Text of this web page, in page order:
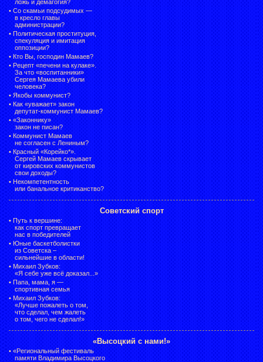
ложь и демагогия?
• Со скамьи подсудимых —
в кресло главы
администрации?
• Политическая проституция,
спекуляция и имитация
оппозиции?
• Кто Вы, господин Мамаев?
• Рецепт «печени на кулаке».
За что «воспитанники»
Сергея Мамаева убили
человека?
• Якобы коммунист?
• Как «уважает» закон
депутат-коммунист Мамаев?
• «Законнику»
закон не писан?
• Коммунист Мамаев
не согласен с Лениным?
• Красный «Корейко*».
Сергей Мамаев скрывает
от кировских коммунистов
свои доходы?
• Некомпетентность
или банальное критиканство?
Советский спорт
• Путь к вершине:
как спорт превращает
нас в победителей
• Юные баскетболистки
из Советска –
сильнейшие в области!
• Михаил Зубков:
«Я себе уже всё доказал...»
• Папа, мама, я —
спортивная семья
• Михаил Зубков:
«Лучше пожалеть о том,
что сделал, чем жалеть
о том, чего не сделал!»
«Высоцкий с нами!»
• «Региональный фестиваль
памяти Владимира Высоцкого